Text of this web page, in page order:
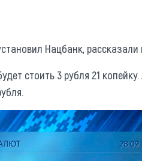
Нацбанк,
стоить 3 рубля 21